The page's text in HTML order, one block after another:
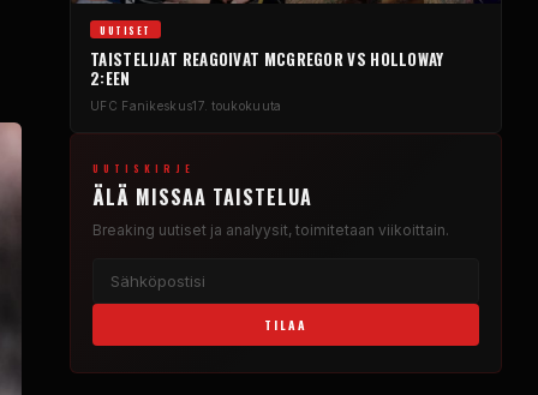
UUTISET
TAISTELIJAT REAGOIVAT MCGREGOR VS HOLLOWAY
2:EEN
UFC Fanikeskus17. toukokuuta
UUTISKIRJE
ÄLÄ MISSAA TAISTELUA
Breaking uutiset ja analyysit, toimitetaan viikoittain.
TILAA